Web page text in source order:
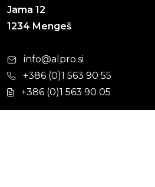
Jama 12
1234 Mengeš
info@alpro.si
+386 (0)1 563 90 55
+386 (0)1 563 90 05